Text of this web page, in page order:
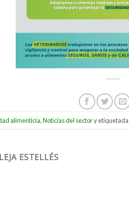
alimenticia,Noticias del sectory etiquetada
ESTELLÉS